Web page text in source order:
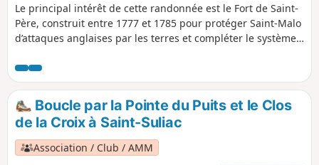
Le principal intérêt de cette randonnée est le Fort de Saint-
Père, construit entre 1777 et 1785 pour protéger Saint-Malo
d’attaques anglaises par les terres et compléter le système
son enceinte fut détruite en 1944 par les Allemands, dans
leur fuite, à la Libération. Aujourd'hui le fort est devenu un
espace de culture et de loisirs. Il accueille chaque année
divers événements trail, marché aux fleurs, fêtes et
concerts. Le fort est ouvert au public lors des événements
qu’il accueille, mais le chemin de ronde extérieur est
accessible toute l’année aux promeneurs.
Boucle par la Pointe du Puits et le Clos
de la Croix à Saint-Suliac
Association / Club / AMM